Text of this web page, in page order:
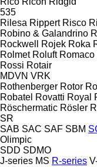
535
Rilesa Rippert Risco
Robino & Galandrino
Rockwell
Rojek Roka
Rolmet Roluft Romaco
Rossi Rotair
MDVN VRK
Rothenberger Rotor
Robatel Rovatti Royal
Röschermatic Rösler
SR
SAB SAC SAF SBM
Olimpic
SDD SDMO
J-series MS R-series